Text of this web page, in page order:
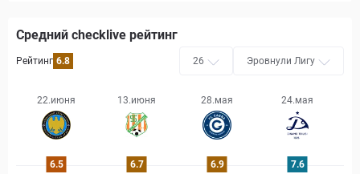
Средний checklive рейтинг
Рейтинг 6.8 26 Эровнули Лигу
22.июня 13.июня 28.мая 24.мая
6.5 6.7 6.9 7.6